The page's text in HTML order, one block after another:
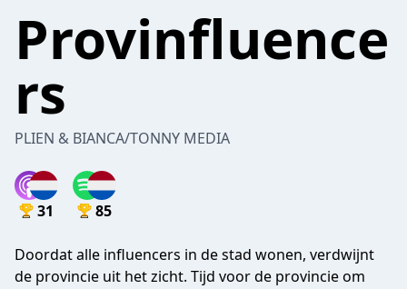
Provinfluence
rs
PLIEN & BIANCA/TONNY MEDIA
31 85
Doordat alle influencers in de stad wonen, verdwijnt
de provincie uit het zicht. Tijd voor de provincie om